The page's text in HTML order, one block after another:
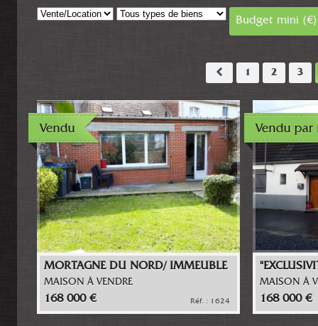
Budget mini (€)
1 2 3
MORTAGNE DU NORD/ IMMEUBLE
DE RAPPORT
MAISON À VENDRE
168 000 € Réf. : 1624
LONGERE
110 M²
MAISON À
168 000 €